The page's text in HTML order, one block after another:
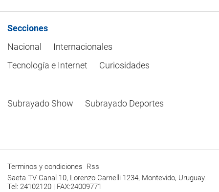
Secciones
Nacional
Internacionales
Tecnología e Internet
Curiosidades
Subrayado Show Subrayado Deportes
Terminos y condiciones Rss
Saeta TV Canal 10, Lorenzo Carnelli 1234, Montevido, Uruguay.
Tel: 24102120 | FAX:24009771